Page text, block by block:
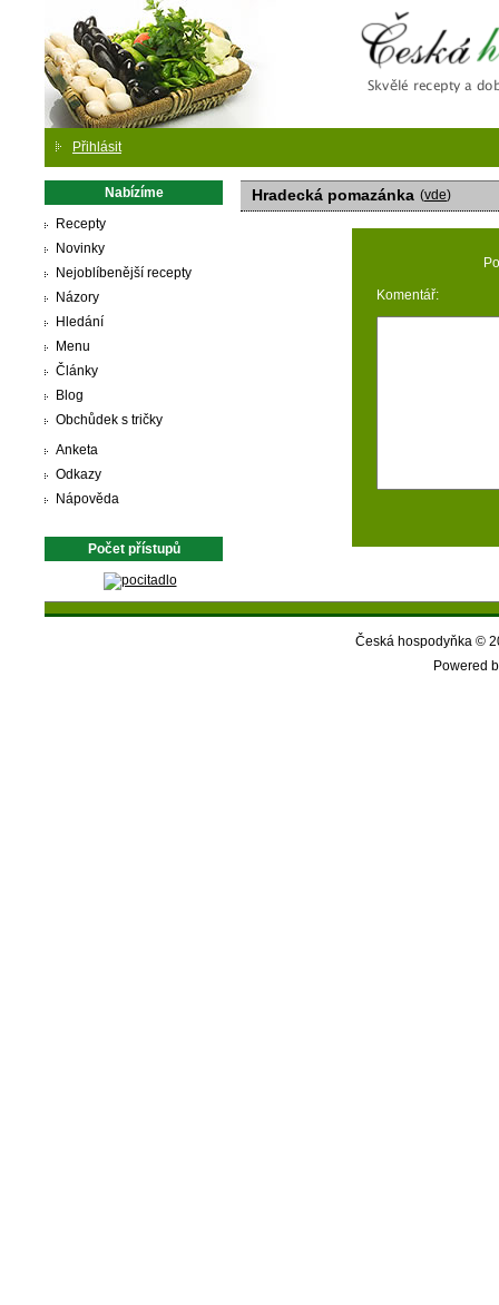
Přihlásit
Nabízíme
Recepty
Novinky
Nejoblíbenější recepty
Názory
Hledání
Menu
Články
Blog
Obchůdek s tričky
Anketa
Odkazy
Nápověda
Počet přístupů
Hradecká pomazánka (vde)
Komentář:
Česká hospodyňka ©
Powered